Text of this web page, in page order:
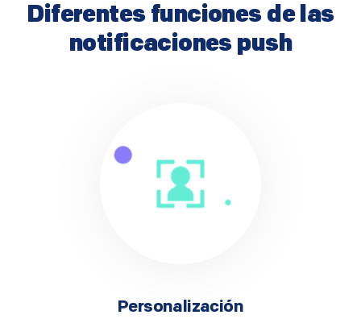
Diferentes funciones de las
notificaciones push
Personalización